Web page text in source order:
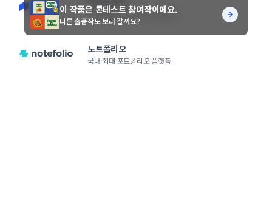
크리에이티브 디자이너 플랫폼
노트폴리오
국내 최대 포트폴리오 플랫폼
이 작품은 콘테스트 참여작이에요.
다른 출품작도 보러 갈까요?